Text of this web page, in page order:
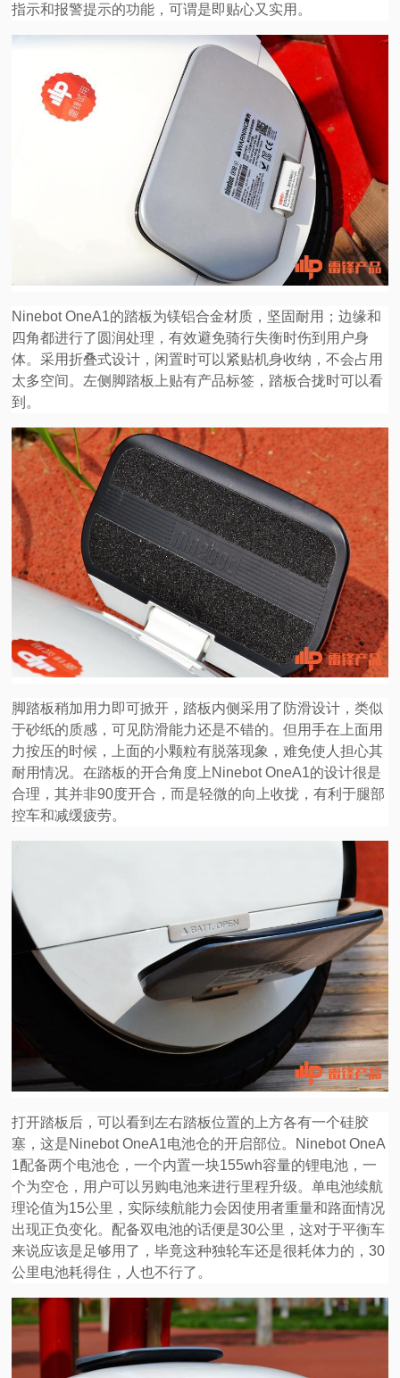
指示和报警提示的功能，可谓是即贴心又实用。
Ninebot OneA1的踏板为镁铝合金材质，坚固耐用；边缘和
四角都进行了圆润处理，有效避免骑行失衡时伤到用户身
体。采用折叠式设计，闲置时可以紧贴机身收纳，不会占用
太多空间。左侧脚踏板上贴有产品标签，踏板合拢时可以看
到。
脚踏板稍加用力即可掀开，踏板内侧采用了防滑设计，类似
于砂纸的质感，可见防滑能力还是不错的。但用手在上面用
力按压的时候，上面的小颗粒有脱落现象，难免使人担心其
耐用情况。在踏板的开合角度上Ninebot OneA1的设计很是
合理，其并非90度开合，而是轻微的向上收拢，有利于腿部
控车和减缓疲劳。
打开踏板后，可以看到左右踏板位置的上方各有一个硅胶
塞，这是Ninebot OneA1电池仓的开启部位。Ninebot OneA
1配备两个电池仓，一个内置一块155wh容量的锂电池，一
个为空仓，用户可以另购电池来进行里程升级。单电池续航
理论值为15公里，实际续航能力会因使用者重量和路面情况
出现正负变化。配备双电池的话便是30公里，这对于平衡车
来说应该是足够用了，毕竟这种独轮车还是很耗体力的，30
公里电池耗得住，人也不行了。